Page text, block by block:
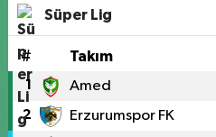
Süper Lig
# Takım
1 Amed
2 Erzurumspor FK